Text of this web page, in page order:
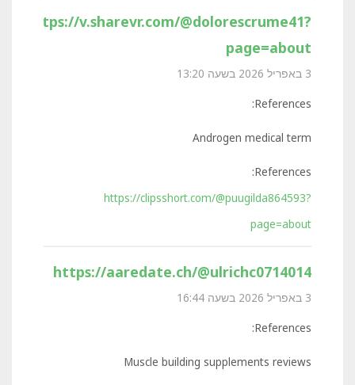
https://v.sharevr.com/@dolorescrume41?
page=about
3 באפריל 2026 בשעה 13:20
References:
Androgen medical term
References:
https://clipsshort.com/@puugilda864593?
page=about
https://aaredate.ch/@ulrichc0714014
3 באפריל 2026 בשעה 16:44
References:
Muscle building supplements reviews